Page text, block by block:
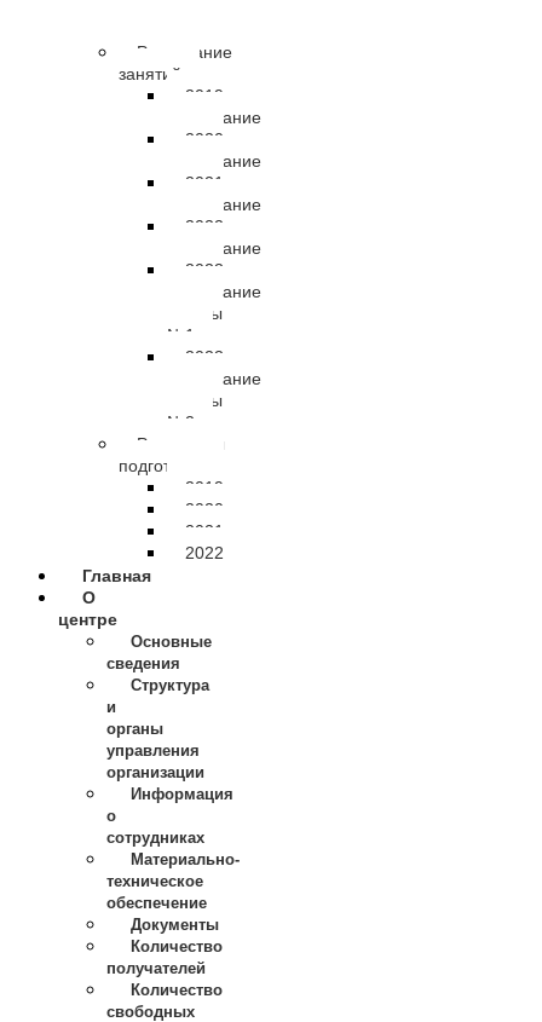
Расписание
занятий
2019
расписание
2020
расписание
2021
расписание
2022
расписание
2023
расписание
группы
№1
2023
расписание
группы
№2
Результаты
подготовки
2019
2020
2021
2022
Главная
О
центре
Основные
сведения
Структура
и
органы
управления
организации
Информация
о
сотрудниках
Материально-
техническое
обеспечение
Документы
Количество
получателей
Количество
свободных